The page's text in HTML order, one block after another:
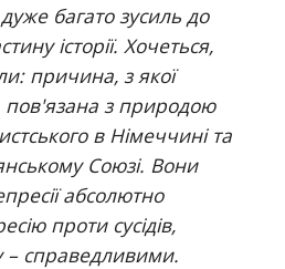
багато зусиль до
історії. Хочеться,
причина, з якої
пов'язана з природою
в Німеччині та
Союзі. Вони
абсолютно
проти сусідів,
– справедливими.